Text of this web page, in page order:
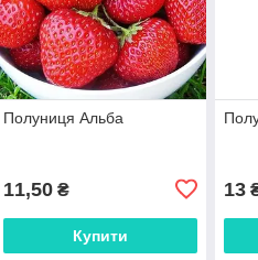
Полуниця Альба
11,50₴
Купити
13